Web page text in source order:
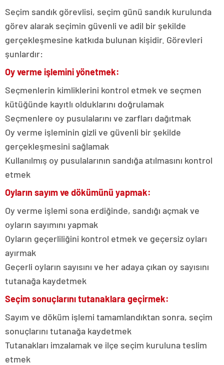
Seçim sandık görevlisi, seçim günü sandık kurulunda
görev alarak seçimin güvenli ve adil bir şekilde
gerçekleşmesine katkıda bulunan kişidir. Görevleri
şunlardır:
Oy verme işlemini yönetmek:
Seçmenlerin kimliklerini kontrol etmek ve seçmen
kütüğünde kayıtlı olduklarını doğrulamak
Seçmenlere oy pusulalarını ve zarfları dağıtmak
Oy verme işleminin gizli ve güvenli bir şekilde
gerçekleşmesini sağlamak
Kullanılmış oy pusulalarının sandığa atılmasını kontrol
etmek
Oyların sayım ve dökümünü yapmak:
Oy verme işlemi sona erdiğinde, sandığı açmak ve
oyların sayımını yapmak
Oyların geçerliliğini kontrol etmek ve geçersiz oyları
ayırmak
Geçerli oyların sayısını ve her adaya çıkan oy sayısını
tutanağa kaydetmek
Seçim sonuçlarını tutanaklara geçirmek:
Sayım ve döküm işlemi tamamlandıktan sonra, seçim
sonuçlarını tutanağa kaydetmek
Tutanakları imzalamak ve ilçe seçim kuruluna teslim
etmek